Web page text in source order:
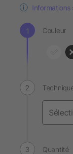
Informations
Couleur
Quantité